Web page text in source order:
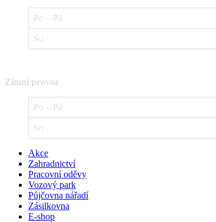
Po – Pá
So
Zimní provoz
Po – Pá
So
Akce
Zahradnictví
Pracovní oděvy
Vozový park
Půjčovna nářadí
Zásilkovna
E-shop